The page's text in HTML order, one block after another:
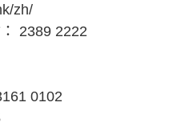
zh/
2389 2222
0102